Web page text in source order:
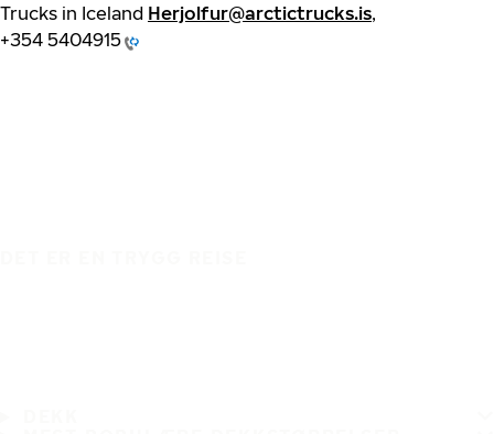
Trucks in Iceland Herjolfur@arctictrucks.is,
+354 5404915